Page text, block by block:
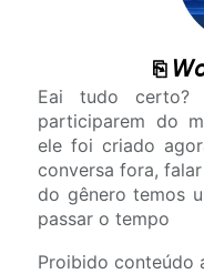
⎘
Eai tudo certo?
participarem do
ele foi criado
conversa fora,
do gênero temos
passar o tempo
Proibido conteúdo